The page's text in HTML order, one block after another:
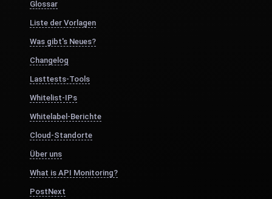
Glossar
Liste der Vorlagen
Was gibt's Neues?
Changelog
Lasttests-Tools
Whitelist-IPs
Whitelabel-Berichte
Cloud-Standorte
Über uns
What is API Monitoring?
PostNext